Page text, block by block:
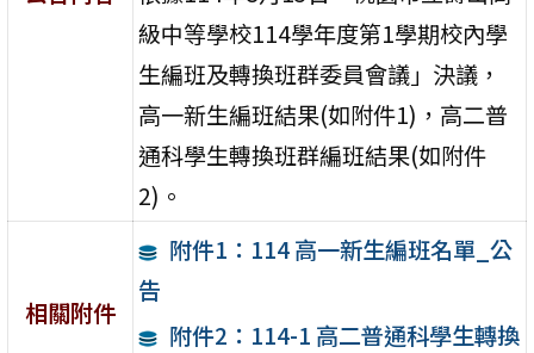
級中等學校114學年度第1學期校內學
生編班及轉換班群委員會議」決議，
高一新生編班結果(如附件1)，高二普
通科學生轉換班群編班結果(如附件
2)。
相關附件
附件1：114 高一新生編班名單_公
告
附件2：114-1 高二普通科學生轉換